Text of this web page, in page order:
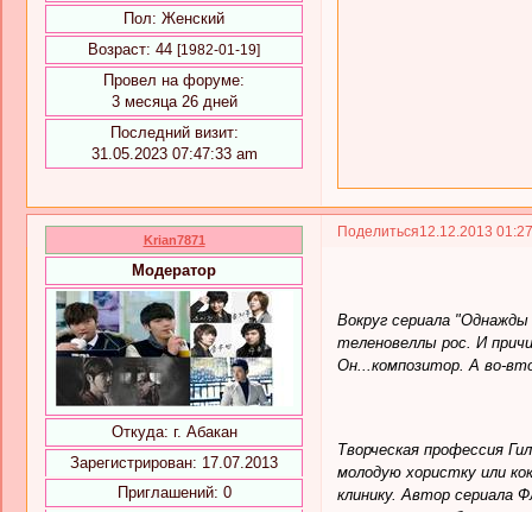
Пол: Женский
Возраст: 44 [1982-01-19]
Провел на форуме:
3 месяца 26 дней
Последний визит:
31.05.2023 07:47:33 am
Поделиться12.12.2013
Krian7871
Модератор
Откуда: г. Абакан
Зарегистрирован: 17.07.2013
Приглашений: 0
Вокруг сериала
теленовеллы рос. И
Он...композитор. А во-
Творческая профессия
молодую хористку или
клинику. Автор сериала